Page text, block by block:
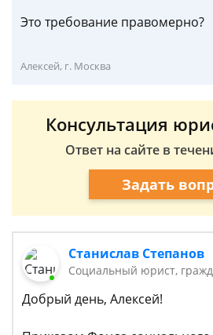
Это требование правомерно?
Алексей, г. Москва
Консультация
Ответ на сайте в
Задать
Станислав Степанов
Социальный юрист,
Добрый день, Алексей!